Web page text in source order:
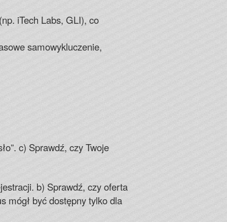
iTech Labs, GLI), co
samowykluczenie,
c) Sprawdź, czy Twoje
b) Sprawdź, czy oferta
mógł być dostępny tylko dla